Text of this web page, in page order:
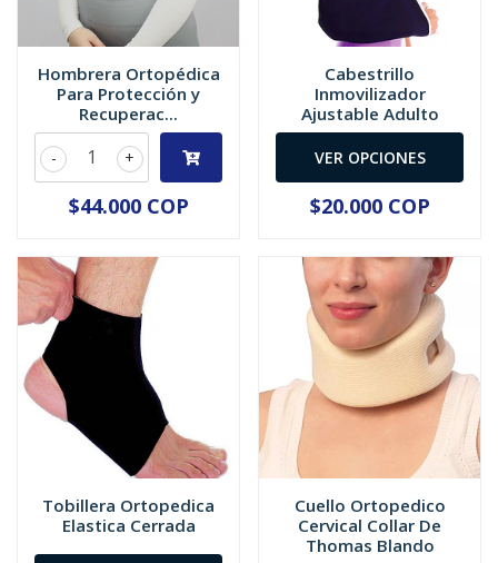
Hombrera Ortopédica
Para Protección y
Recuperac...
+
-
$44.000 COP
Cabestrillo
Inmovilizador
Ajustable Adulto
VER OPCIONES
$20.000 COP
Tobillera Ortopedica
Elastica Cerrada
Cuello Ortopedico
Cervical Collar De
Thomas Blando